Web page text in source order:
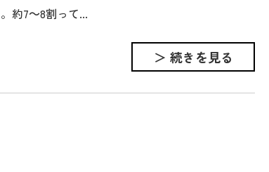
約7～8割って...
＞ 続きを見る